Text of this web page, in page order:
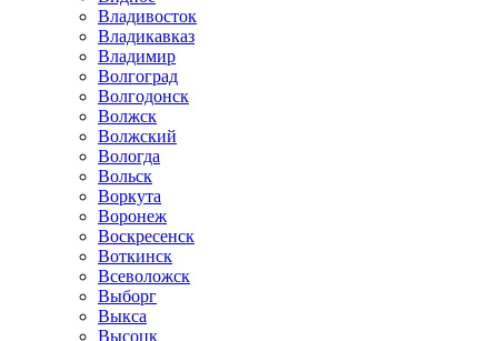
Владивосток
Владикавказ
Владимир
Волгоград
Волгодонск
Волжск
Волжский
Вологда
Вольск
Воркута
Воронеж
Воскресенск
Воткинск
Всеволожск
Выборг
Выкса
Высоцк